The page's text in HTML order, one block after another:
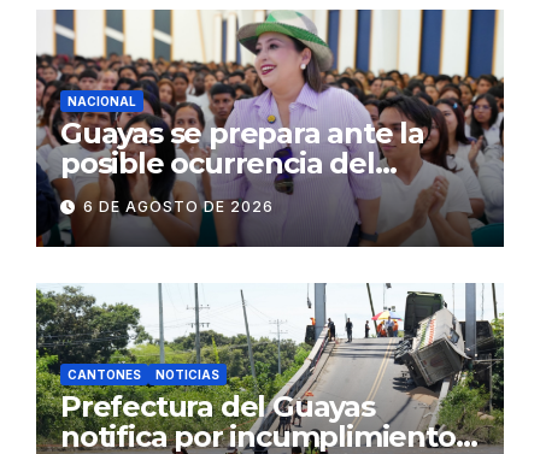
comerciales y de
concurrencia
NACIONAL
Guayas se prepara ante la
posible ocurrencia del
fenómeno de El Niño:
Gobierno Nacional capacita a
2.500 jóvenes
6 DE AGOSTO DE 2026
CANTONES NOTICIAS
Prefectura del Guayas
notifica por incumplimiento